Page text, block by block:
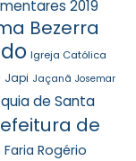
2019
Bezerra
Igreja Católica
Japi Jaçanã Josemar
de Santa
de
Rogério